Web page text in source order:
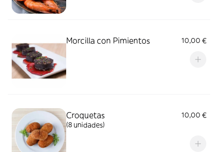
Morcilla con Pimientos 10,00 €
Croquetas
10,00 €
(8 unidades)